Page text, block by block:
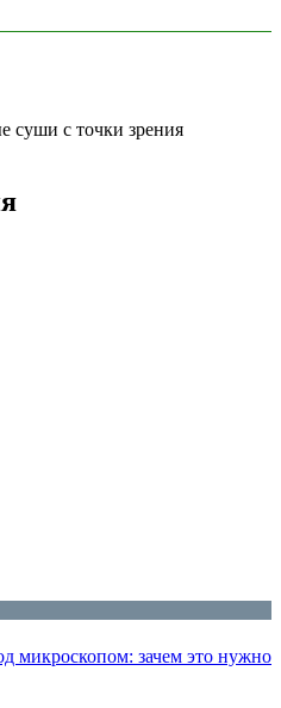
суши с точки зрения
микроскопом: зачем это нужно